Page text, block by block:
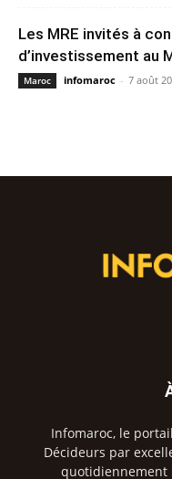
Les MRE invités à
d’investissement au
Maroc infomaroc - 7 août
Infomaroc, le
Décideurs par
quotidiennement